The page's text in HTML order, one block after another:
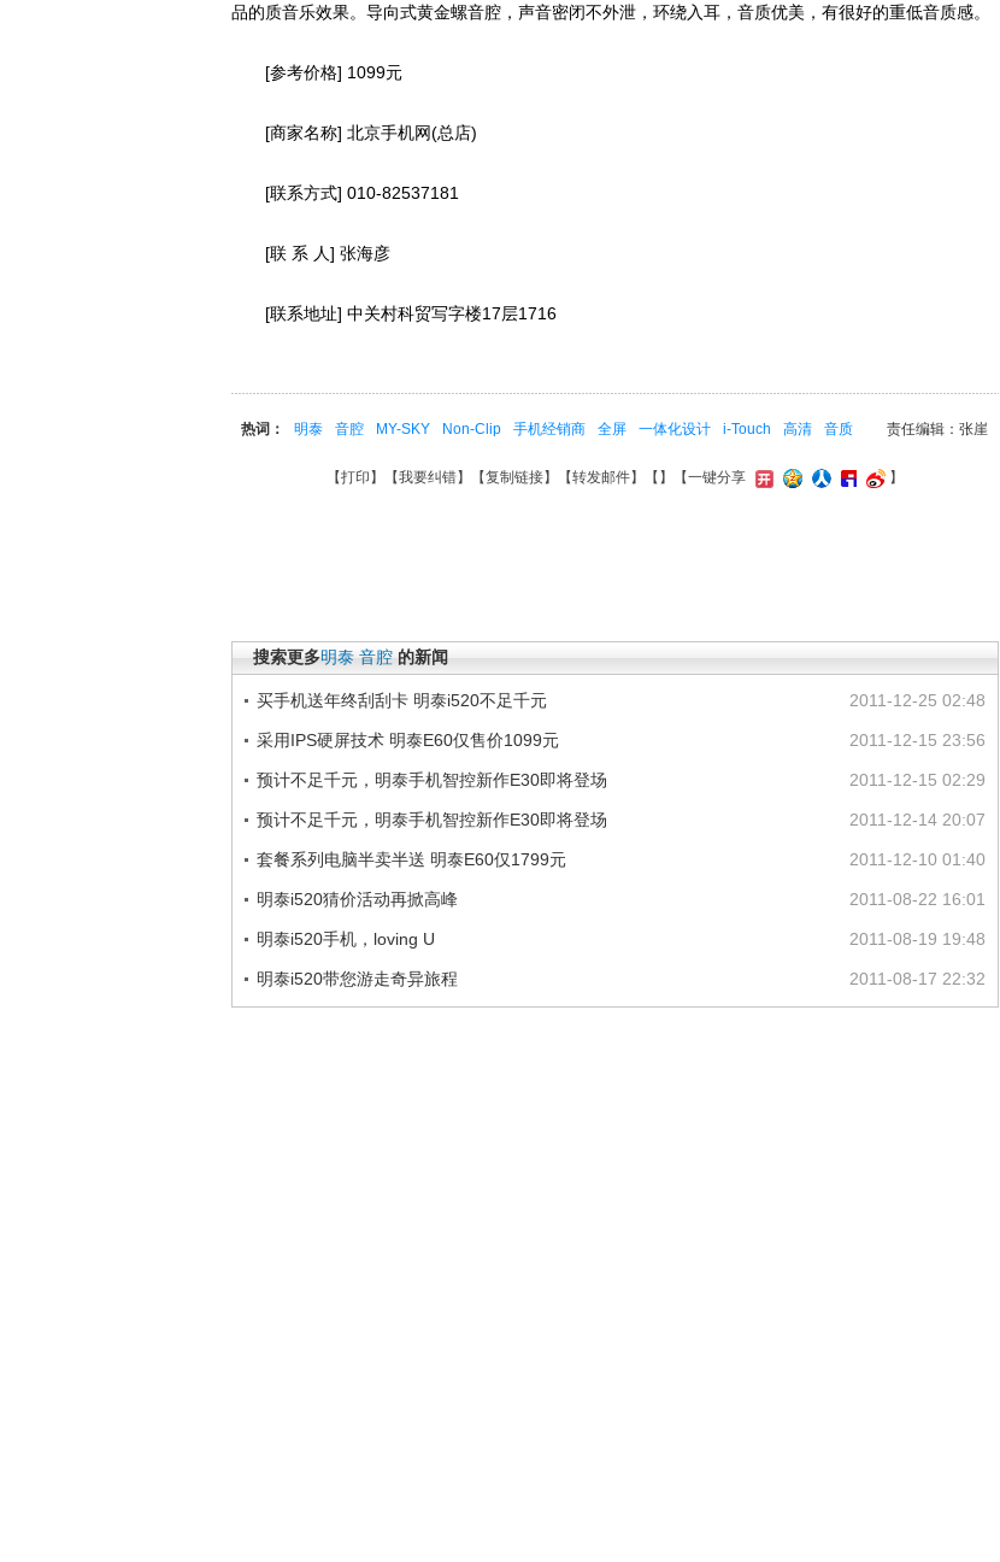
品的质音乐效果。导向式黄金螺音腔，声音密闭不外泄，环绕入耳，音质优美，有很好的重低音质感。
[参考价格] 1099元
[商家名称] 北京手机网(总店)
[联系方式] 010-82537181
[联 系 人] 张海彦
[联系地址] 中关村科贸写字楼17层1716
责任编辑：张崖
热词： 明泰 音腔 MY-SKY Non-Clip 手机经销商 全屏 一体化设计 i-Touch 高清 音质
【打印 】【我要纠错】【复制链接】【转发邮件】【 】 【一键分享 】
搜索更多明泰 音腔 的新闻
2011-12-25 02:48
买手机送年终刮刮卡 明泰i520不足千元
2011-12-15 23:56
采用IPS硬屏技术 明泰E60仅售价1099元
2011-12-15 02:29
预计不足千元，明泰手机智控新作E30即将登场
2011-12-14 20:07
预计不足千元，明泰手机智控新作E30即将登场
2011-12-10 01:40
套餐系列电脑半卖半送 明泰E60仅1799元
2011-08-22 16:01
明泰i520猜价活动再掀高峰
2011-08-19 19:48
明泰i520手机，loving U
2011-08-17 22:32
明泰i520带您游走奇异旅程